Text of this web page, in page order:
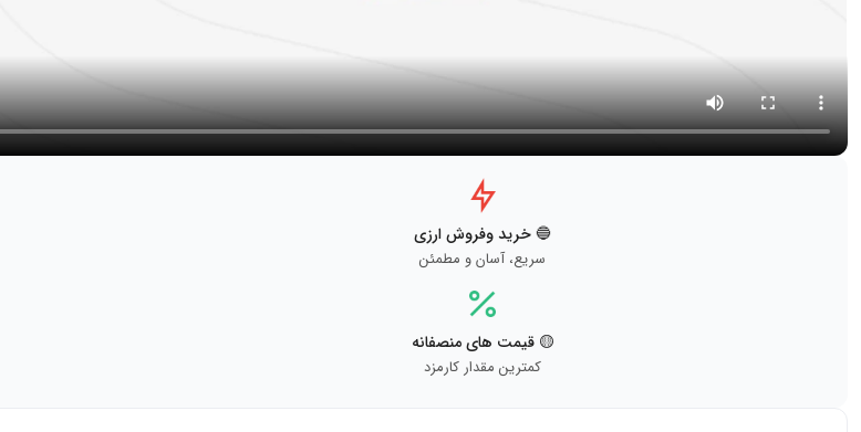
🔵 خرید وفروش ارزی
سریع، آسان و مطمئن
🟡 قیمت های منصفانه
کمترین مقدار کارمزد